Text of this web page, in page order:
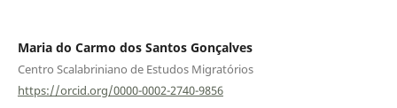
Maria do Carmo dos Santos Gonçalves
Centro Scalabriniano de Estudos Migratórios
https://orcid.org/0000-0002-2740-9856